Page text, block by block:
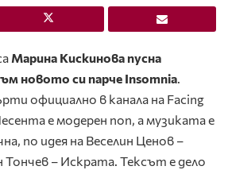
Марина Кискинова пусна
новото си парче Insomnia.
официално в канала на Facing
е модерен поп, а музиката е
по идея на Веселин Ценов –
Тончев – Искрата. Тексът е дело